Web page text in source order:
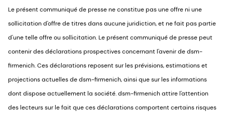
Le présent communiqué de presse ne constitue pas une offre ni une
sollicitation d'offre de titres dans aucune juridiction, et ne fait pas partie
d'une telle offre ou sollicitation. Le présent communiqué de presse peut
contenir des déclarations prospectives concernant l'avenir de dsm-
firmenich. Ces déclarations reposent sur les prévisions, estimations et
projections actuelles de dsm-firmenich, ainsi que sur les informations
dont dispose actuellement la société. dsm-firmenich attire l'attention
des lecteurs sur le fait que ces déclarations comportent certains risques